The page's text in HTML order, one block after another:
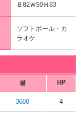
Ｂ82Ｗ59Ｈ83
ソフトボール・カ
ラオケ
쿨 HP
3680 4